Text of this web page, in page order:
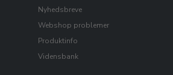
Nyhedsbreve
Webshop problemer
Produktinfo
Vidensbank